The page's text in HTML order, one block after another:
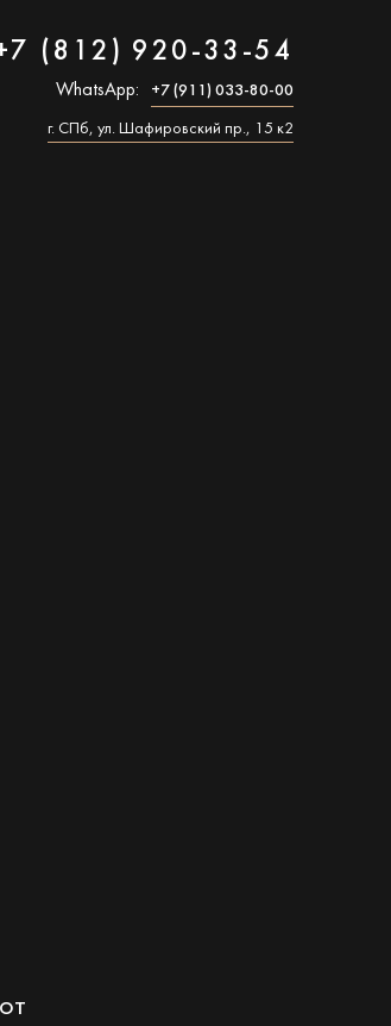
(812) 920-33-54
WhatsApp: +7 (911) 033-80-00
г. СПб, ул. Шафировский пр., 15 к2